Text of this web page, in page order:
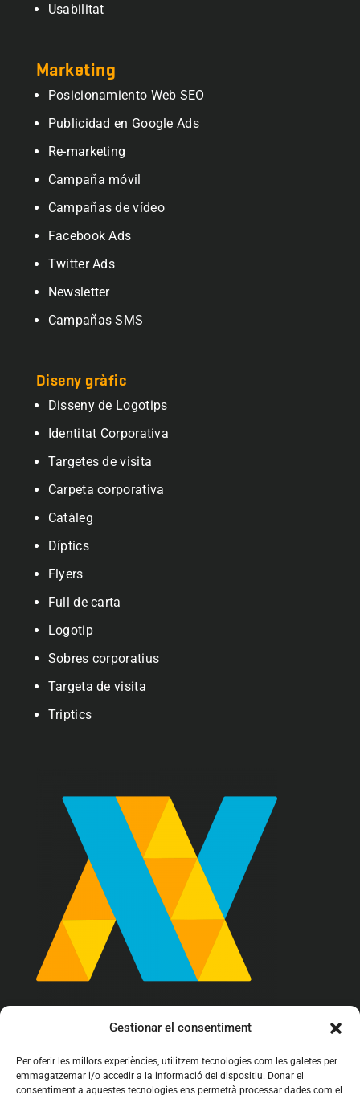
Gestionar el consentiment
Per oferir les millors experiències, utilitzem tecnologies com les galetes per
emmagatzemar i/o accedir a la informació del dispositiu. Donar el
consentiment a aquestes tecnologies ens permetrà processar dades com el
Usabilitat
Marketing
Posicionamiento Web SEO
Publicidad en Google Ads
Re-marketing
Campaña móvil
Campañas de vídeo
Facebook Ads
Twitter Ads
Newsletter
Campañas SMS
Diseny gràfic
Disseny de Logotips
Identitat Corporativa
Targetes de visita
Carpeta corporativa
Catàleg
Díptics
Flyers
Full de carta
Logotip
Sobres corporatius
Targeta de visita
Triptics
info@arrova.cat
